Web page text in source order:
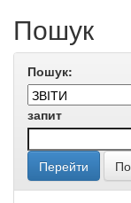
Пошук
Пошук:
запит